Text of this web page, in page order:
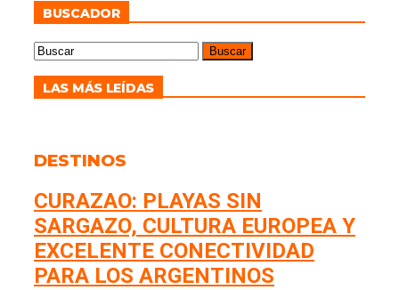
BUSCADOR
LAS MÁS LEÍDAS
DESTINOS
CURAZAO: PLAYAS SIN
SARGAZO, CULTURA EUROPEA Y
EXCELENTE CONECTIVIDAD
PARA LOS ARGENTINOS